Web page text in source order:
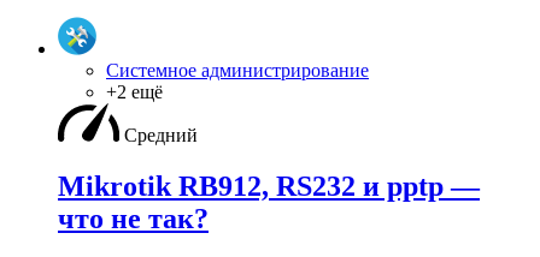
Системное администрирование
+2 ещё
Средний
Mikrotik RB912, RS232 и pptp —
что не так?